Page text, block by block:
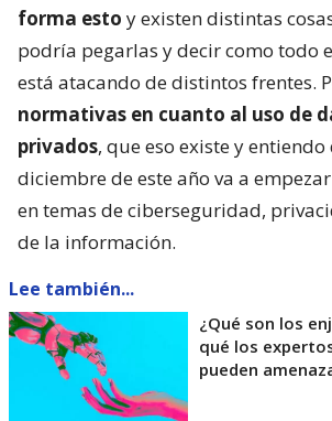
forma esto y existen distintas
podría pegarlas y decir como todo
está atacando de distintos frentes.
normativas en cuanto al uso de
privados, que eso existe y
diciembre de este año va a
en temas de ciberseguridad,
de la información.
Lee también...
¿Qué son los
qué los
pueden